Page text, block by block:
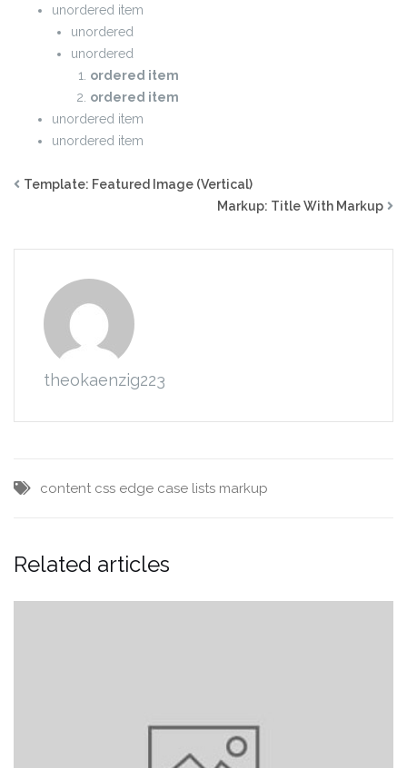
unordered item
unordered
unordered
ordered item
ordered item
unordered item
unordered item
Template: Featured Image (Vertical)
Markup: Title With Markup
theokaenzig223
content css edge case lists markup
Related articles